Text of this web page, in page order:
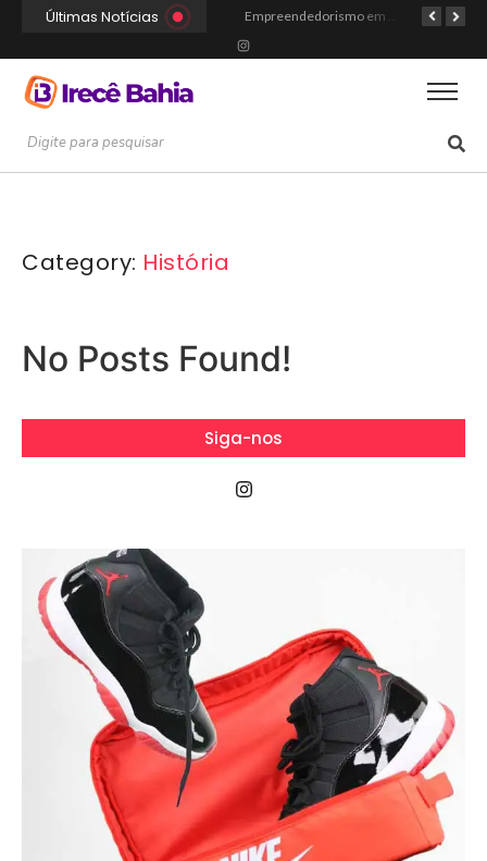
Últimas Notícias Empreendedorismo em Irecê: Como Arthur Transformou Disciplina Acadêmica na Marca Hustle Culture
Category: História
No Posts Found!
Siga-nos